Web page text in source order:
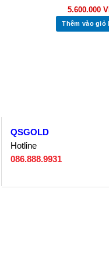
5.600.000
Thêm vào giỏ
QSGOLD
Hotline
086.888.9931